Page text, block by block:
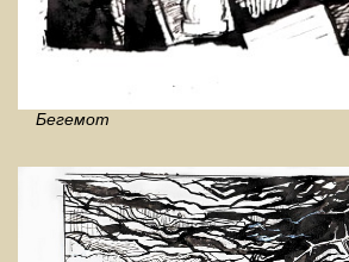
Бегемот